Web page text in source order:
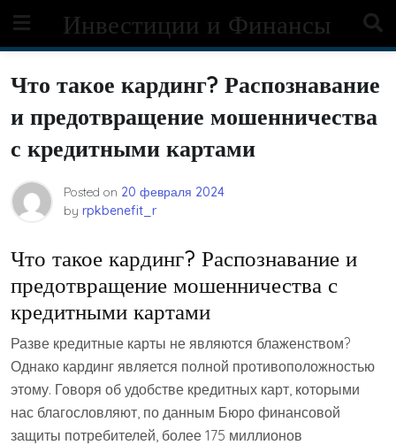
content
Инвестиции и Финансы
Что такое кардинг? Распознавание
и предотвращение мошенничества
с кредитными картами
Posted on 20 февраля 2024
by rpkbenefit_r
Что такое кардинг? Распознавание и
предотвращение мошенничества с
кредитными картами
Разве кредитные карты не являются блаженством?
Однако кардинг является полной противоположностью
этому. Говоря об удобстве кредитных карт, которыми
нас благословляют, по данным Бюро финансовой
защиты потребителей, более 175 миллионов